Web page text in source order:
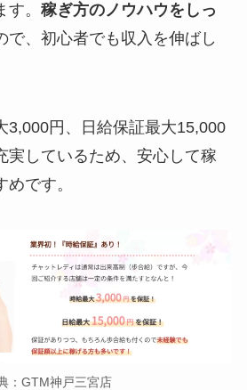
。 稼ぎ方のノウハウをしっ
で、初心者でも収入を伸ばし
3,000円、日給保証最大15,000
実しているため、安心して稼
です。
：GTM神戸三宮店